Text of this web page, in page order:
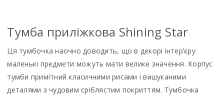
Тумба приліжкова Shining Star
Ця тумбочка наочно доводить, що в декорі інтер’єру
маленькі предмети можуть мати велике значення. Корпус
тумби примітний класичними рисами і вишуканими
деталями з чудовим сріблястим покриттям. Тумбочка